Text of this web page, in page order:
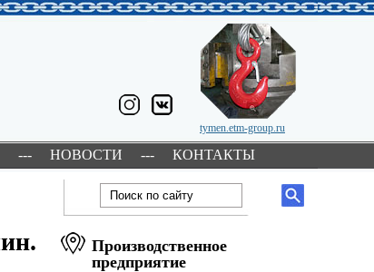
tymen.etm-group.ru
--- НОВОСТИ --- КОНТАКТЫ
Производственное
предприятие